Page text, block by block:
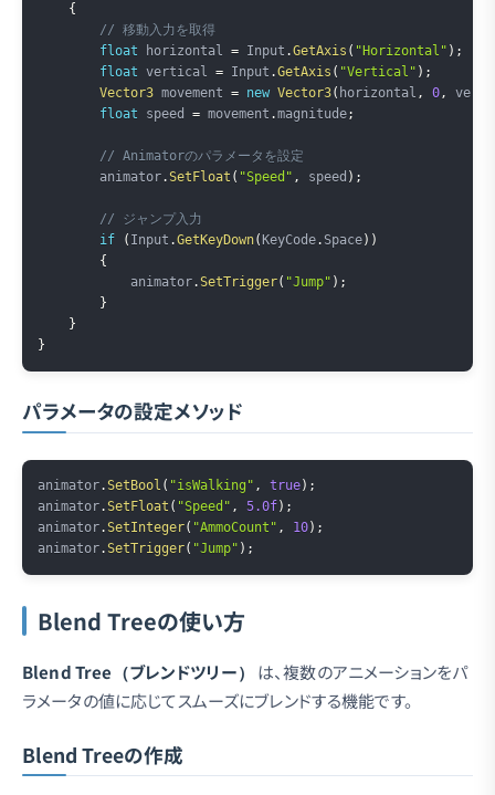
{
// 移動入力を取得
float horizontal = Input .GetAxis ( "Horizontal" ) ;
float vertical = Input .GetAxis ( "Vertical" ) ;
Vector3 movement = new Vector3( horizontal , 0,
float speed = movement .magnitude;
// Animatorのパラメータを設定
        animator
.SetFloat ( "Speed" , speed ) ;
// ジャンプ入力
if
( Input .GetKeyDown( KeyCode. Space) )
{
            animator
.SetTrigger( "Jump" ) ;
}
}
}
パラメータの設定メソッド
animator.SetBool ( "isWalking" , true) ;
animator.SetFloat ( "Speed" , 5.0f) ;
animator.SetInteger( "AmmoCount" , 10) ;
animator.SetTrigger( "Jump" ) ;
Blend Treeの使い方
Blend Tree（ブレンドツリー）
は、複数のアニメーションをパ
ラメータの値に応じてスムーズにブレンドする機能です。
Blend Treeの作成